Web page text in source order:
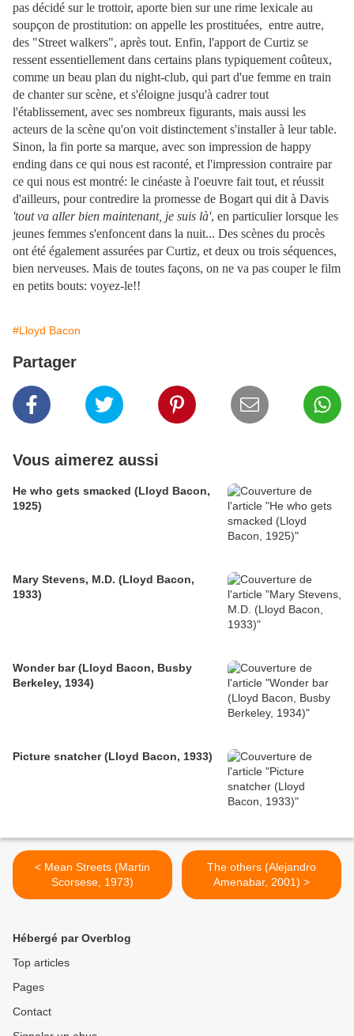
pas décidé sur le trottoir, aporte bien sur une rime lexicale au
soupçon de prostitution: on appelle les prostituées, entre autre,
des "Street walkers", après tout. Enfin, l'apport de Curtiz se
ressent essentiellement dans certains plans typiquement coûteux,
comme un beau plan du night-club, qui part d'ue femme en train
de chanter sur scène, et s'éloigne jusqu'à cadrer tout
l'établissement, avec ses nombreux figurants, mais aussi les
acteurs de la scène qu'on voit distinctement s'installer à leur table.
Sinon, la fin porte sa marque, avec son impression de happy
ending dans ce qui nous est raconté, et l'impression contraire par
ce qui nous est montré: le cinéaste à l'oeuvre fait tout, et réussit
d'ailleurs, pour contredire la promesse de Bogart qui dit à Davis
'tout va aller bien maintenant, je suis là', en particulier lorsque les
jeunes femmes s'enfoncent dans la nuit... Des scènes du procès
ont été également assurées par Curtiz, et deux ou trois séquences,
bien nerveuses. Mais de toutes façons, on ne va pas couper le film
en petits bouts: voyez-le!!
#Lloyd Bacon
Partager
Vous aimerez aussi
He who gets smacked (Lloyd Bacon,
1925)
Mary Stevens, M.D. (Lloyd Bacon,
1933)
Wonder bar (Lloyd Bacon, Busby
Berkeley, 1934)
Picture snatcher (Lloyd Bacon, 1933)
< Mean Streets (Martin
Scorsese, 1973)
The others (Alejandro
Amenabar, 2001) >
Hébergé par Overblog
Top articles
Pages
Contact